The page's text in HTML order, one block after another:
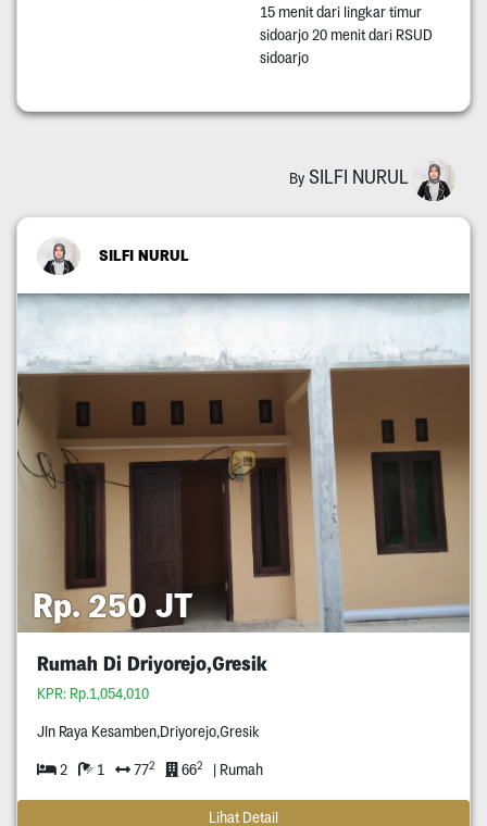
15 menit dari lingkar timur
sidoarjo 20 menit dari RSUD
sidoarjo
By SILFI NURUL
SILFI NURUL
Rp. 250 JT
Rumah Di Driyorejo,Gresik
KPR: Rp.1,054,010
Jln Raya Kesamben,Driyorejo,Gresik
2 1 772 662 | Rumah
Lihat Detail